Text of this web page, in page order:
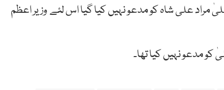
علی شاہ کو مدعو نہیں کیا گیا اس لئے وزیر اعظم
کو مدعو نہیں کیا تھا۔